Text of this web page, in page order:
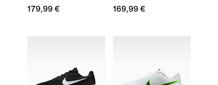
179,99 €
169,99 €